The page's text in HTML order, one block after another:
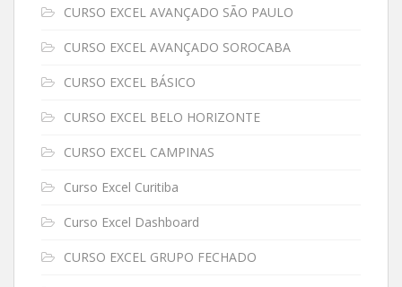
CURSO EXCEL AVANÇADO SÃO PAULO
CURSO EXCEL AVANÇADO SOROCABA
CURSO EXCEL BÁSICO
CURSO EXCEL BELO HORIZONTE
CURSO EXCEL CAMPINAS
Curso Excel Curitiba
Curso Excel Dashboard
CURSO EXCEL GRUPO FECHADO